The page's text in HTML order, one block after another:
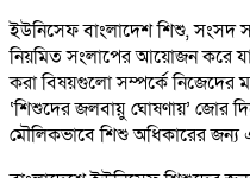
ইউনিসেফ বাংলাদেশ শিশু, সংসদ
নিয়মিত সংলাপের আয়োজন করে
করা বিষয়গুলো সম্পর্কে নিজেদের
‘শিশুদের জলবায়ু ঘোষণায়’ জোর
মৌলিকভাবে শিশু অধিকারের জন্য